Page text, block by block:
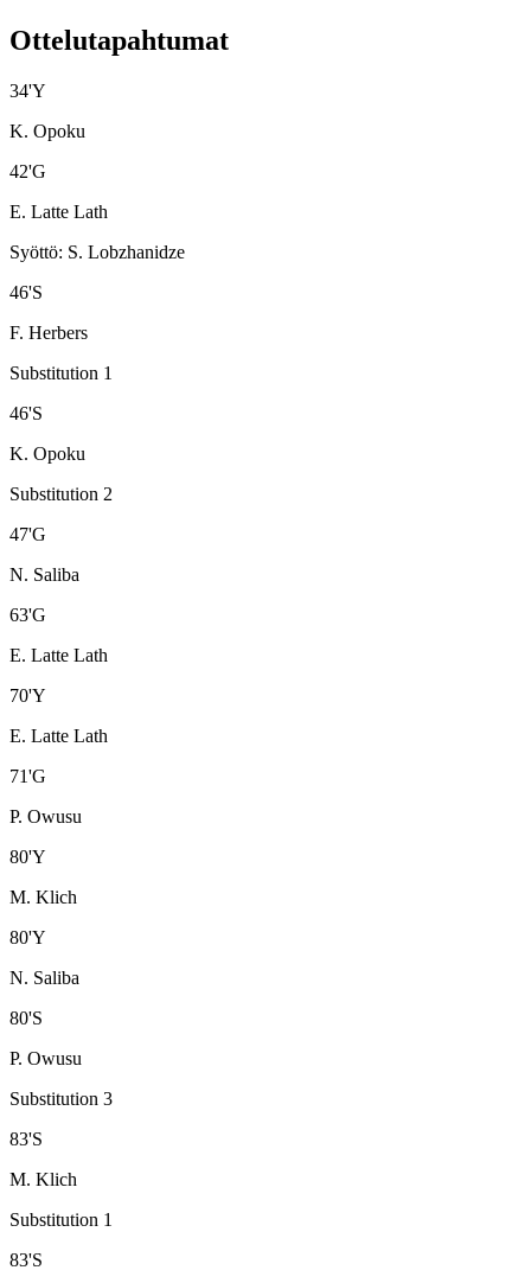
Ottelutapahtumat
34'Y
K. Opoku
42'G
E. Latte Lath
Syöttö: S. Lobzhanidze
46'S
F. Herbers
Substitution 1
46'S
K. Opoku
Substitution 2
47'G
N. Saliba
63'G
E. Latte Lath
70'Y
E. Latte Lath
71'G
P. Owusu
80'Y
M. Klich
80'Y
N. Saliba
80'S
P. Owusu
Substitution 3
83'S
M. Klich
Substitution 1
83'S